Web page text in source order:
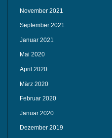
November 2021
September 2021
Januar 2021
Mai 2020
April 2020
März 2020
Februar 2020
Januar 2020
Dezember 2019